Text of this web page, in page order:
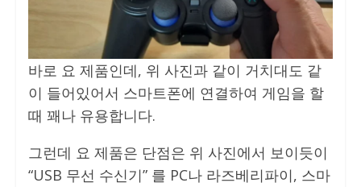
바로 요 제품인데, 위 사진과 같이 거치대도 같
이 들어있어서 스마트폰에 연결하여 게임을 할
때 꽤나 유용합니다.
그런데 요 제품은 단점은 위 사진에서 보이듯이
“USB 무선 수신기” 를 PC나 라즈베리파이, 스마